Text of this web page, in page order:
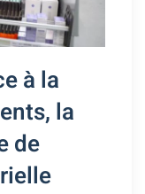
à la
la
de